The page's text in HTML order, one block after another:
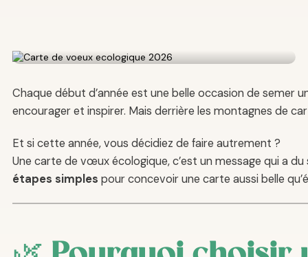
Chaque début d’année est une belle occasion de semer
encourager et inspirer. Mais derrière les montagnes de
Et si cette année, vous décidiez de faire autrement ?
Une carte de vœux écologique, c’est un message qui a
étapes simples pour concevoir une carte aussi belle